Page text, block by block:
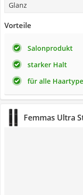
Glanz
Vorteile
Salonprodukt
starker Halt
für alle
Femmas Ultra